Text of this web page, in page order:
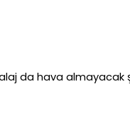
da hava almayacak